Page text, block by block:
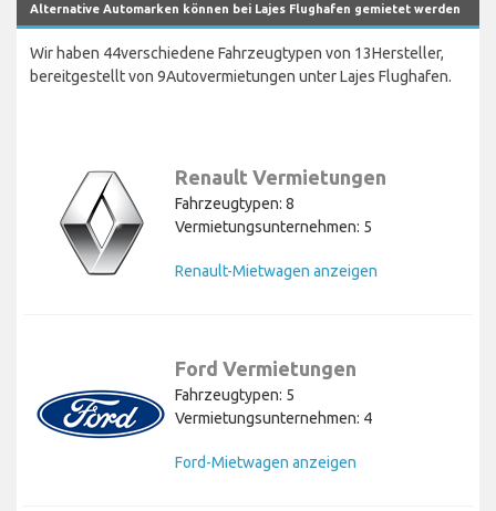
Alternative Automarken können bei Lajes Flughafen gemietet werden
Wir haben 44verschiedene Fahrzeugtypen von 13Hersteller,
bereitgestellt von 9Autovermietungen unter Lajes Flughafen.
Renault Vermietungen
Fahrzeugtypen: 8
Vermietungsunternehmen: 5
Renault-Mietwagen anzeigen
Ford Vermietungen
Fahrzeugtypen: 5
Vermietungsunternehmen: 4
Ford-Mietwagen anzeigen